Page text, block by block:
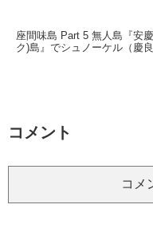
座間味島 Part 5 無人島『安
ク)島』でシュノーケル（慶良
コメント
コメ